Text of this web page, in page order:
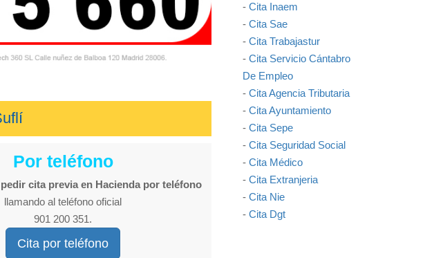
Por teléfono
pedir cita previa en Hacienda por teléfono
llamando al teléfono oficial
901 200 351.
Cita por teléfono
- Cita Inaem
- Cita Sae
- Cita Trabajastur
- Cita Servicio Cántabro
De Empleo
- Cita Agencia Tributaria
- Cita Ayuntamiento
- Cita Sepe
- Cita Seguridad Social
- Cita Médico
- Cita Extranjeria
- Cita Nie
- Cita Dgt